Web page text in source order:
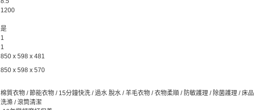
1200
是
1
1
850 x 598 x 481
850 x 598 x 570
棉質衣物 / 節能衣物 / 15分鐘快洗 / 過水 脫水 / 羊毛衣物 / 衣物柔順 / 防敏護理 / 除菌護理 / 床品
洗滌 / 滾筒清潔